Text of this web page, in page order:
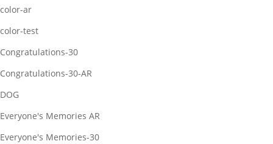
color-ar
color-test
Congratulations-30
Congratulations-30-AR
DOG
Everyone's Memories AR
Everyone's Memories-30